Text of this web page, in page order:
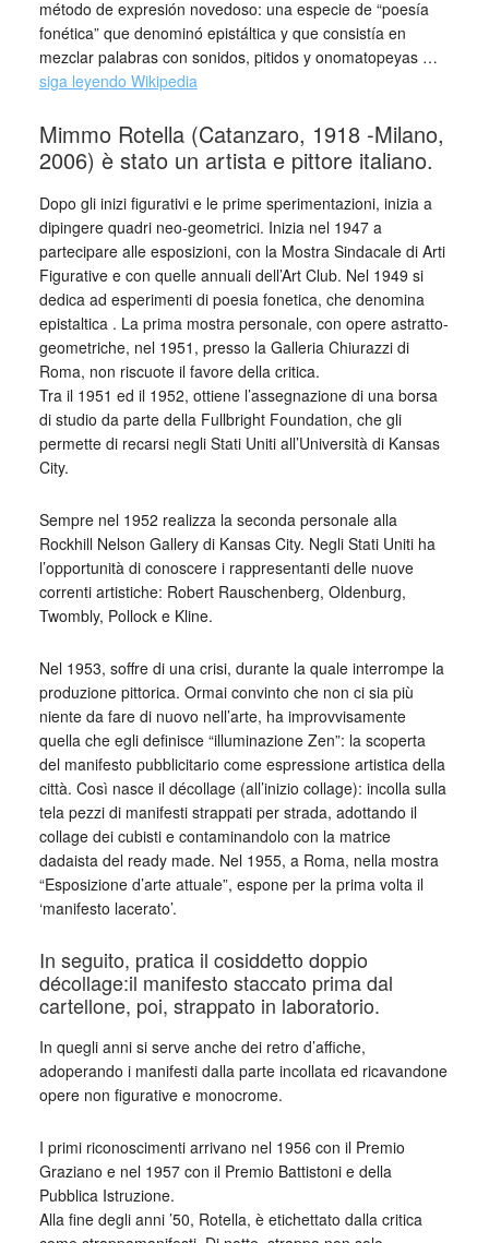
método de expresión novedoso: una especie de “poesía
fonética” que denominó epistáltica y que consistía en
mezclar palabras con sonidos, pitidos y onomatopeyas …
siga leyendo Wikipedia
Mimmo Rotella (Catanzaro, 1918 -Milano,
2006) è stato un artista e pittore italiano.
Dopo gli inizi figurativi e le prime sperimentazioni, inizia a
dipingere quadri neo-geometrici. Inizia nel 1947 a
partecipare alle esposizioni, con la Mostra Sindacale di Arti
Figurative e con quelle annuali dell’Art Club. Nel 1949 si
dedica ad esperimenti di poesia fonetica, che denomina
epistaltica . La prima mostra personale, con opere astratto-
geometriche, nel 1951, presso la Galleria Chiurazzi di
Roma, non riscuote il favore della critica.
Tra il 1951 ed il 1952, ottiene l’assegnazione di una borsa
di studio da parte della Fullbright Foundation, che gli
permette di recarsi negli Stati Uniti all’Università di Kansas
City.
Sempre nel 1952 realizza la seconda personale alla
Rockhill Nelson Gallery di Kansas City. Negli Stati Uniti ha
l’opportunità di conoscere i rappresentanti delle nuove
correnti artistiche: Robert Rauschenberg, Oldenburg,
Twombly, Pollock e Kline.
Nel 1953, soffre di una crisi, durante la quale interrompe la
produzione pittorica. Ormai convinto che non ci sia più
niente da fare di nuovo nell’arte, ha improvvisamente
quella che egli definisce “illuminazione Zen”: la scoperta
del manifesto pubblicitario come espressione artistica della
città. Così nasce il décollage (all’inizio collage): incolla sulla
tela pezzi di manifesti strappati per strada, adottando il
collage dei cubisti e contaminandolo con la matrice
dadaista del ready made. Nel 1955, a Roma, nella mostra
“Esposizione d’arte attuale”, espone per la prima volta il
‘manifesto lacerato’.
In seguito, pratica il cosiddetto doppio
décollage:il manifesto staccato prima dal
cartellone, poi, strappato in laboratorio.
In quegli anni si serve anche dei retro d’affiche,
adoperando i manifesti dalla parte incollata ed ricavandone
opere non figurative e monocrome.
I primi riconoscimenti arrivano nel 1956 con il Premio
Graziano e nel 1957 con il Premio Battistoni e della
Pubblica Istruzione.
Alla fine degli anni ’50, Rotella, è etichettato dalla critica